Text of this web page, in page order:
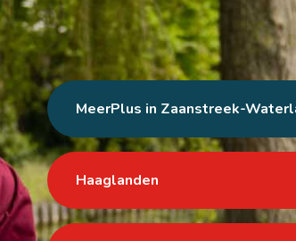
MeerPlus in Zaanstreek-
Haaglanden